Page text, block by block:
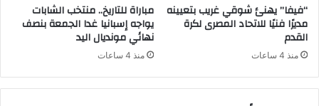
“فيفا” يهنئ شوقي غريب بتعيينه
مديرًا فنيًا للاتحاد المصرى لكرة
القدم
منذ 4 ساعات
مباراة للتاريخ.. منتخب الشابات
يواجه إسبانيا غدا الجمعة بنصف
نهائي مونديال اليد
منذ 4 ساعات